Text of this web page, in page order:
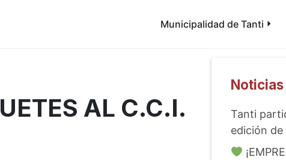
Municipalidad de Tanti
AL C.C.I.
Tanti
edición